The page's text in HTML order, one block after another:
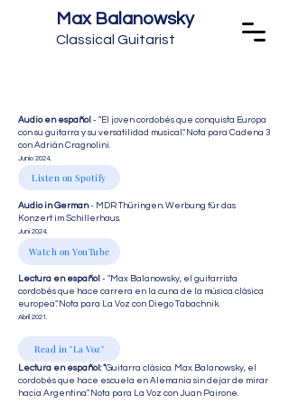
Max Balanowsky
Classical Guitarist
Audio en español - "El joven cordobés que conquista Europa
con su guitarra y su versatilidad musical". Nota para Cadena 3
con Adrián Cragnolini.
Junio 2024.
Listen on Spotify
Audio in German- MDR Thüringen. Werbung für das
Konzert im Schillerhaus.
Juni 2024.
Watch on YouTube
Lectura en español - "Max Balanowsky, el guitarrista
cordobés que hace carrera en la cuna de la música clásica
europea". Nota para La Voz con Diego Tabachnik.
Abril 2021.
Read in "La Voz"
Lectura en español: "Guitarra clásica. Max Balanowsky, el
cordobés que hace escuela en Alemania sin dejar de mirar
hacia Argentina". Nota para La Voz con Juan Pairone.